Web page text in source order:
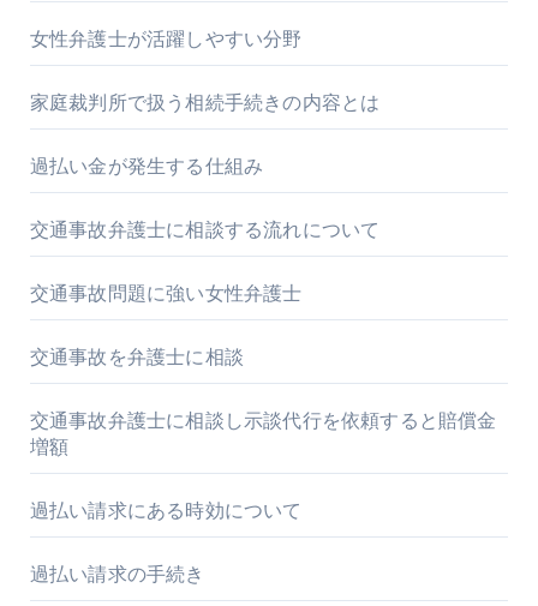
女性弁護士が活躍しやすい分野
家庭裁判所で扱う相続手続きの内容とは
過払い金が発生する仕組み
交通事故弁護士に相談する流れについて
交通事故問題に強い女性弁護士
交通事故を弁護士に相談
交通事故弁護士に相談し示談代行を依頼すると賠償金
増額
過払い請求にある時効について
過払い請求の手続き